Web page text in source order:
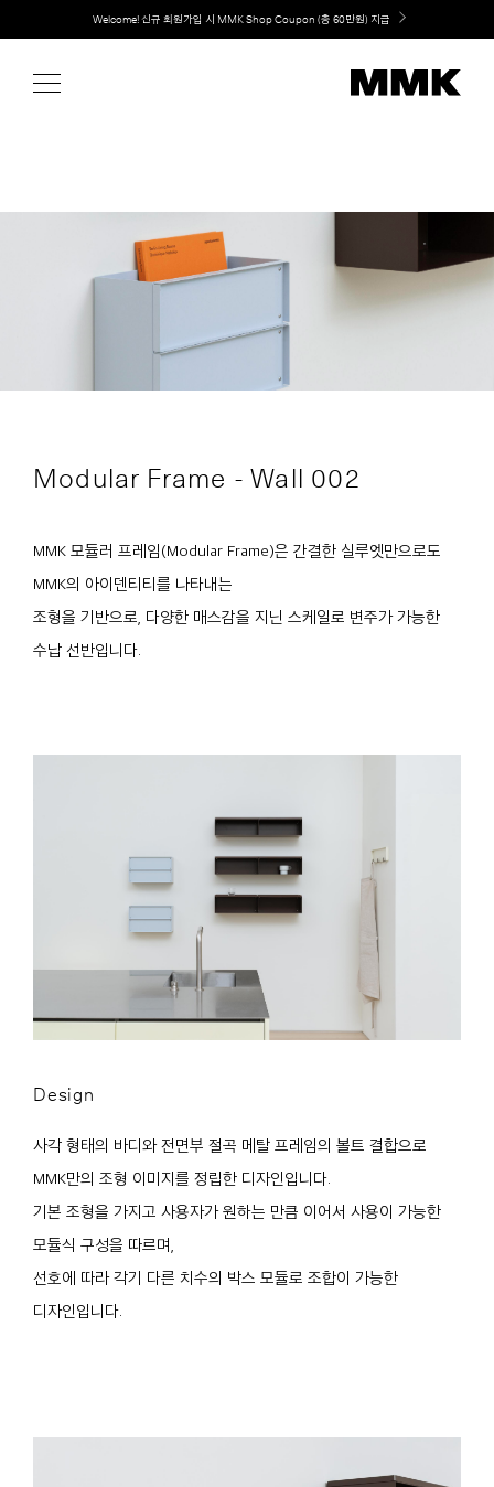
content
Welcome! 신규 회원가입 시 MMK Shop Coupon (총 60만원) 지급
Modular Frame - Wall 002
MMK 모듈러 프레임(Modular Frame)은 간결한 실루엣만으로도
MMK의 아이덴티티를 나타내는
조형을 기반으로, 다양한 매스감을 지닌 스케일로 변주가 가능한
수납 선반입니다.
Design
사각 형태의 바디와 전면부 절곡 메탈 프레임의 볼트 결합으로
MMK만의 조형 이미지를 정립한 디자인입니다.
기본 조형을 가지고 사용자가 원하는 만큼 이어서 사용이 가능한
모듈식 구성을 따르며,
선호에 따라 각기 다른 치수의 박스 모듈로 조합이 가능한
디자인입니다.